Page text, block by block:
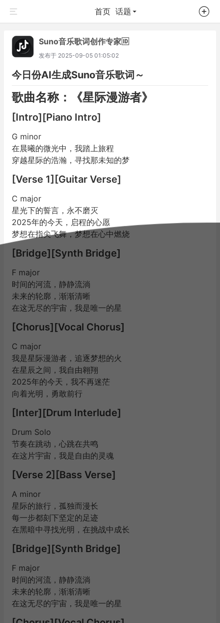
首页 话题
Suno音乐歌词创作专家🆔
发布于 2025-09-05 01:05:02
今日份AI生成Suno音乐歌词～
歌曲名称：《星际漫游者》
[Intro][Piano Intro]
G minor
在晨曦的微光中，我踏上旅程
穿越星际的浩瀚，寻找那未知的梦
[Verse 1][Guitar Verse]
C major
星光下的誓言，永不磨灭
2025年的今天，启程的心愿
梦想在指尖飞舞，梦想在心中燃烧
[Bridge][Synth Bridge]
F major
时间的河流，静静流淌
未来的轮廓，渐渐清晰
在这无尽的宇宙，我是唯一的星
[Chorus][Vocal Chorus]
C major
我是星际漫游者，追逐梦想的火
在星辰之间，我自由翱翔
2025年的今天，我不再迷茫
向着光明，勇敢前行
[Inter][Drum Interlude]
Drum Solo
节奏在跳动，心跳在共鸣
在这片宇宙，我是自由的灵魂
[Verse 2][Bass Verse]
A minor
星际的旅行，孤独而漫长
每一步都刻下坚定的足迹
在黑暗中寻找光明，在挑战中成长
[Bridge][Synth Bridge]
F major
时间的河流，静静流淌
未来的轮廓，渐渐清晰
在这无尽的宇宙，我是唯一的星